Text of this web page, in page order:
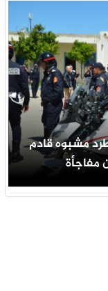
مشبوه قادم
مفاجأة